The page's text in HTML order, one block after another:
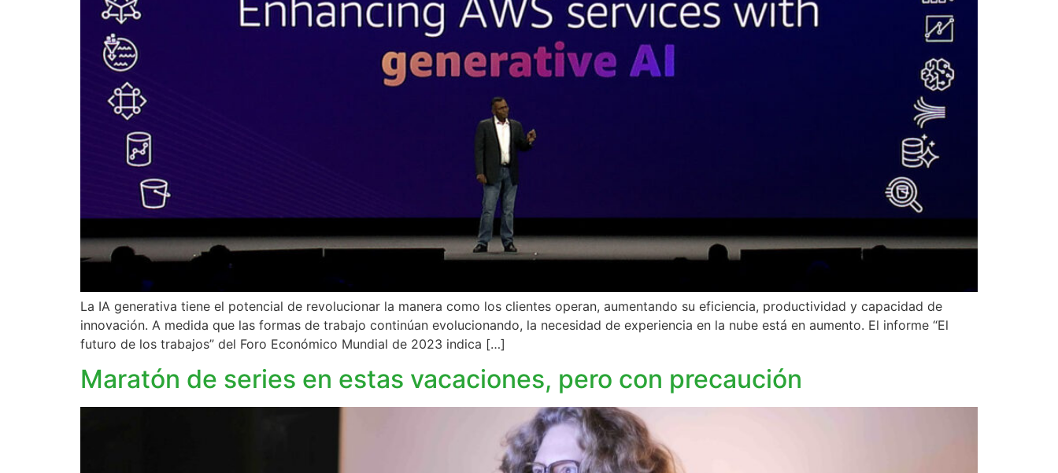
La IA generativa tiene el potencial de revolucionar la manera como los clientes operan, aumentando su eficiencia, productividad y capacidad de
innovación. A medida que las formas de trabajo continúan evolucionando, la necesidad de experiencia en la nube está en aumento. El informe “El
futuro de los trabajos” del Foro Económico Mundial de 2023 indica […]
Maratón de series en estas vacaciones, pero con precaución